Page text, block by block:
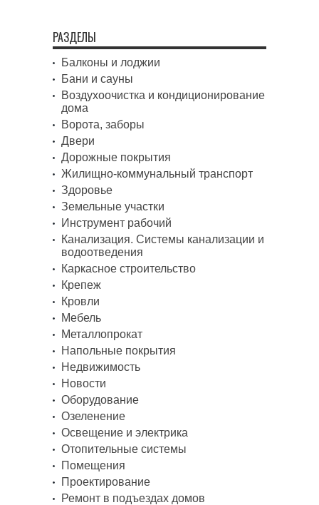
РАЗДЕЛЫ
Балконы и лоджии
Бани и сауны
Воздухоочистка и кондиционирование
дома
Ворота, заборы
Двери
Дорожные покрытия
Жилищно-коммунальный транспорт
Здоровье
Земельные участки
Инструмент рабочий
Канализация. Системы канализации и
водоотведения
Каркасное строительство
Крепеж
Кровли
Мебель
Металлопрокат
Напольные покрытия
Недвижимость
Новости
Оборудование
Озеленение
Освещение и электрика
Отопительные системы
Помещения
Проектирование
Ремонт в подъездах домов